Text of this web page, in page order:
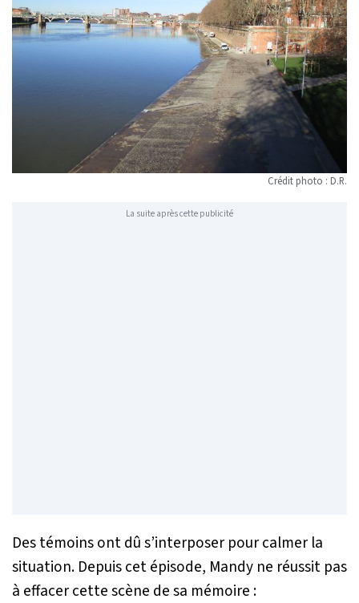
Crédit photo : D.R.
La suite après cette publicité
Des témoins ont dû s’interposer pour calmer la
situation. Depuis cet épisode, Mandy ne réussit pas
à effacer cette scène de sa mémoire :